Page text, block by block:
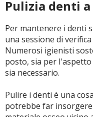
Pulizia denti a
Per mantenere i denti
una sessione di
Numerosi igienisti
posto, sia per
sia necessario.
Pulire i denti è una
potrebbe far